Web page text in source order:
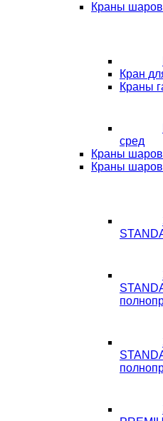
Краны
Кран
Краны
сред
Краны
Краны